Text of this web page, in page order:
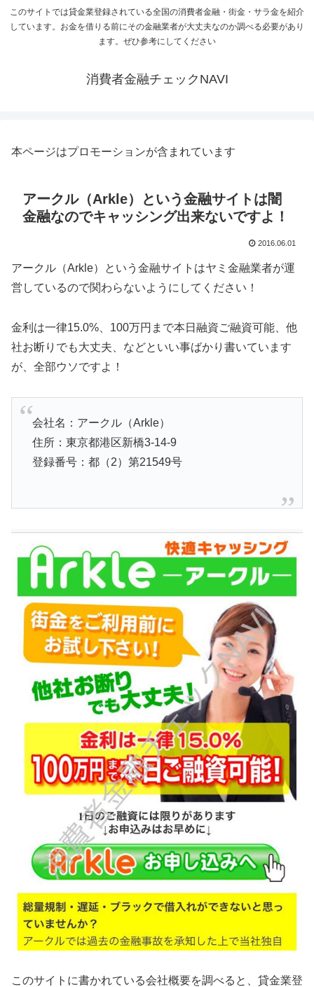
このサイトでは貸金業登録されている全国の消費者金融・街金・サラ金を紹介
しています。お金を借りる前にその金融業者が大丈夫なのか調べる必要があり
ます。ぜひ参考にしてください
消費者金融チェックNAVI
本ページはプロモーションが含まれています
アークル（Arkle）という金融サイトは闇
金融なのでキャッシング出来ないですよ！
2016.06.01
アークル（Arkle）という金融サイトはヤミ金融業者が運
営しているので関わらないようにしてください！
金利は一律15.0%、100万円まで本日融資ご融資可能、他
社お断りでも大丈夫、などといい事ばかり書いています
が、全部ウソですよ！
会社名：アークル（Arkle）
住所：東京都港区新橋3-14-9
登録番号：都（2）第21549号
このサイトに書かれている会社概要を調べると、貸金業登